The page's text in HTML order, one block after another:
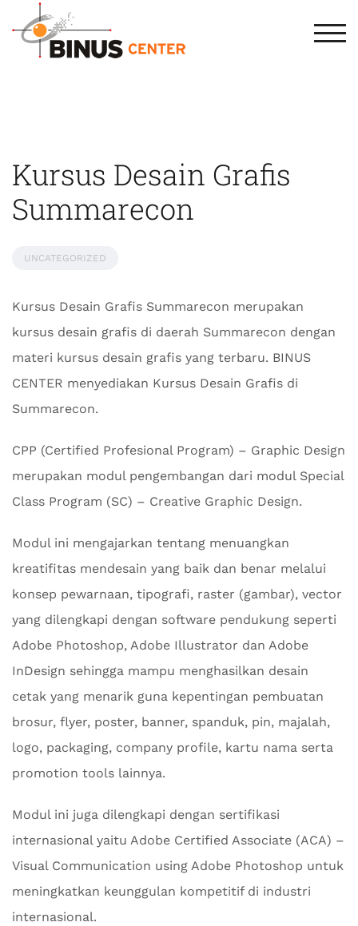
Kursus Desain Grafis
Summarecon
UNCATEGORIZED
Kursus Desain Grafis Summarecon merupakan
kursus desain grafis di daerah Summarecon dengan
materi kursus desain grafis yang terbaru. BINUS
CENTER menyediakan Kursus Desain Grafis di
Summarecon.
CPP (Certified Profesional Program) – Graphic Design
merupakan modul pengembangan dari modul Special
Class Program (SC) – Creative Graphic Design.
Modul ini mengajarkan tentang menuangkan
kreatifitas mendesain yang baik dan benar melalui
konsep pewarnaan, tipografi, raster (gambar), vector
yang dilengkapi dengan software pendukung seperti
Adobe Photoshop, Adobe Illustrator dan Adobe
InDesign sehingga mampu menghasilkan desain
cetak yang menarik guna kepentingan pembuatan
brosur, flyer, poster, banner, spanduk, pin, majalah,
logo, packaging, company profile, kartu nama serta
promotion tools lainnya.
Modul ini juga dilengkapi dengan sertifikasi
internasional yaitu Adobe Certified Associate (ACA) –
Visual Communication using Adobe Photoshop untuk
meningkatkan keunggulan kompetitif di industri
internasional.